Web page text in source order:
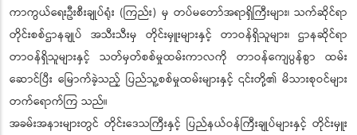
ကာကွယ်ရေးဦးစီးချုပ်ရုံး (ကြည်း) မှ တပ်မတော်အရာရှိကြီးများ၊ သက်ဆိုင်ရာ
တိုင်းစစ်ဌာနချုပ် အသီးသီးမှ တိုင်းမှူးများနှင့် တာဝန်ရှိသူများ၊ ဌာနဆိုင်ရာ
တာဝန်ရှိသူများနှင့် သတ်မှတ်စစ်မှုထမ်းကာလကို တာဝန်ကျေပွန်စွာ ထမ်း
ဆောင်ပြီး မြောက်ခဲ့သည့် ပြည်သူ့စစ်မှုထမ်းများနှင့် ၎င်းတို့၏ မိသားစုဝင်များ
တက်ရောက်ကြ သည်။
အခမ်းအနားများတွင် တိုင်းဒေသကြီးနှင့် ပြည်နယ်ဝန်ကြီးချုပ်များနှင့် တိုင်းမှူး